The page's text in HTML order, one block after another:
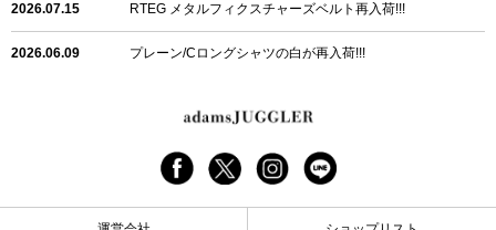
2026.07.15 RTEG メタルフィクスチャーズベルト再入荷!!!
2026.06.09 プレーン/Cロングシャツの白が再入荷!!!
24/フリンジデニムロングパンツ再入荷!!!